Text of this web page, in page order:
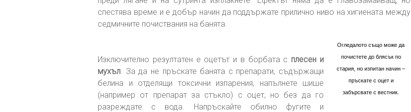
спестява време и е добър начин да поддържате прилично ниво на хигиената между
седмичните почиствания на банята.
Огледалото също може да
почистете до блясък по
стария, но изпитан начин –
пръскате с оцет и
забърсвате с вестник.
Изключително резултатен е оцетът и в борбата с плесен и
мухъл. За да не пръскате банята с препарати, съдържащи
белина и отделящи токсични изпарения, напълнете шише
(например от препарат за стъкло) с оцет, но без да го
разреждате с вода. Напръскайте обилно фугите и